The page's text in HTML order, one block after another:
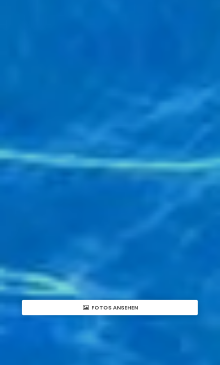
FOTOS ANSEHEN